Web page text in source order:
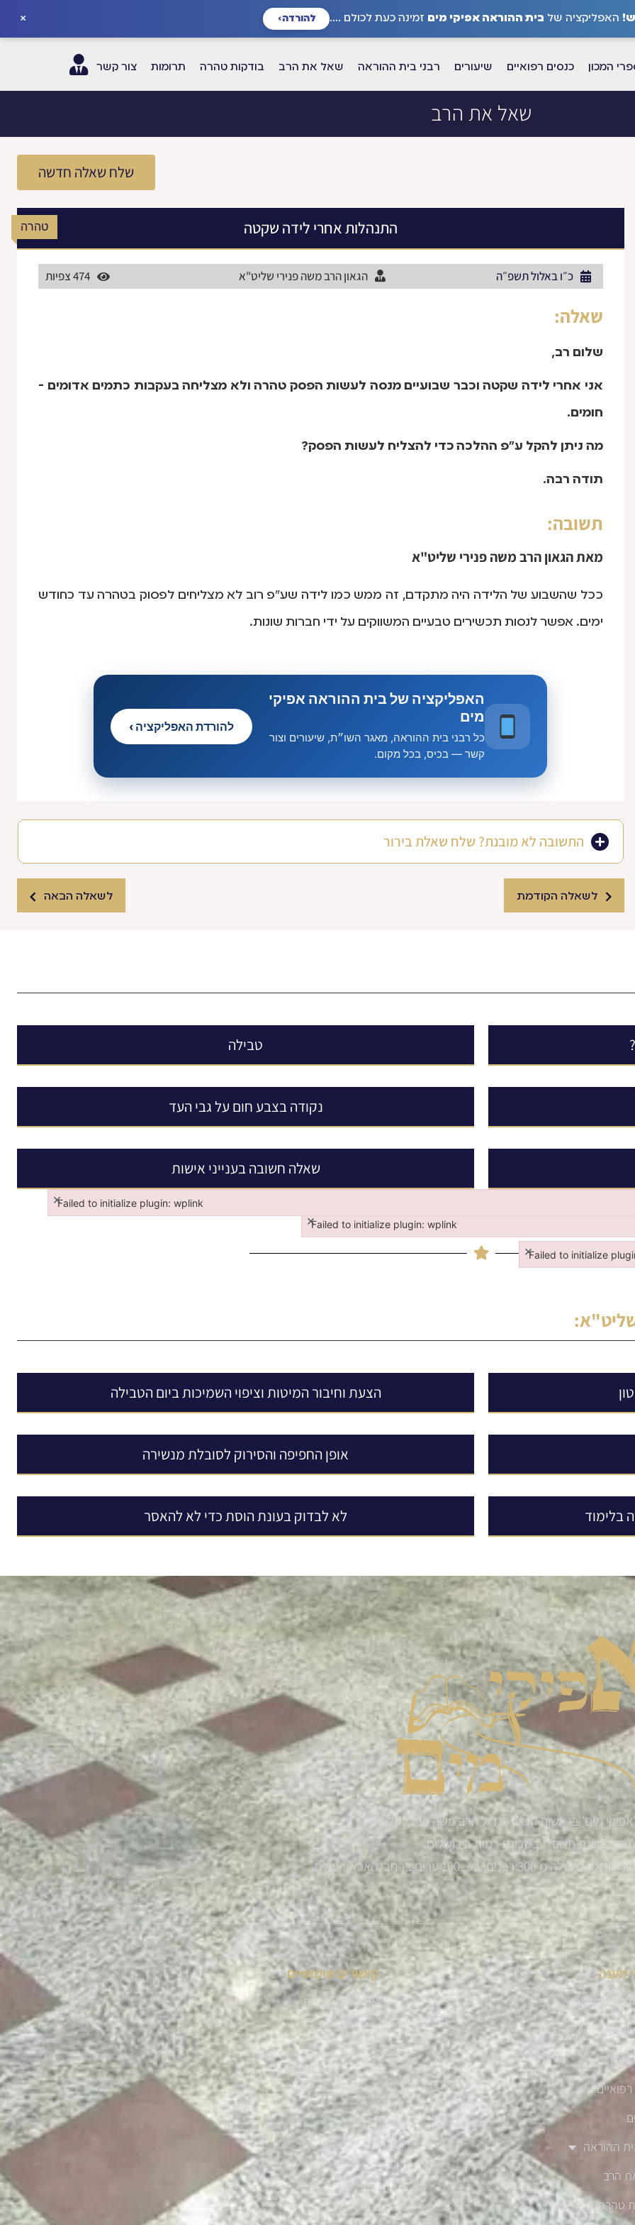
האפליקציה של בית ההוראה אפיקי מים זמינה כעת לכולם .... להורדה›
×
המכון כנסים רפואיים שיעורים רבני בית ההוראה שאל את הרב בודקות טהרה תרומות צור קשר
שאל את הרב
שלח שאלה חדשה
טהרה התנהלות אחרי לידה שקטה
כ״ו באלול תשפ״ה הגאון הרב משה פנירי שליט"א 474 צפיות
שאלה:
שלום רב,
אני אחרי לידה שקטה וכבר שבועיים מנסה לעשות הפסק טהרה ולא מצליחה בעקבות כתמים אדומים -
חומים.
מה ניתן להקל ע"פ ההלכה כדי להצליח לעשות הפסק?
תודה רבה.
תשובה:
מאתהגאון הרב משה פנירי שליט"א
ככל שהשבוע של הלידה היה מתקדם, זה ממש כמו לידה שע"פ רוב לא מצליחים לפסוק בטהרה עד כחודש
ימים. אפשר לנסות תכשירים טבעיים המשווקים על ידי חברות שונות.
האפליקציה של בית ההוראה אפיקי
מים
כל רבני בית ההוראה, מאגר השו״ת, שיעורים וצור
קשר — בכיס, בכל מקום.
להורדת האפליקציה ›
התשובה לא מובנת? שלח שאלת בירור
לשאלה הקודמת לשאלה הבאה
טבילה
נקודה בצבע חום על גבי העד
שאלה חשובה בענייני אישות
:
הצעת וחיבור המיטות וציפוי השמיכות ביום הטבילה
אופן החפיפה והסירוק לסובלת מנשירה
בלימוד לא לבדוק בעונת הוסת כדי לא להאסר
מים' בראשות הגאון הגדול הרב משה פנירי שליט"א
נוסד בשנת תשס"ז בשכונת רמות בירושלים.
בכ -100 ערים ברחבי הארץ והעולם
מענה
מורי הוראה
ההוראה
הרב
טהרה
קישורים שימושיים
איזור אישי רבנים
Failed to initialize plugin: wplink
×
Failed to initialize plugin: wplink
Failed to initialize
×
Failed to initialize
Failed to initialize plugin: wplink
×
Failed to initialize plugin: wplink